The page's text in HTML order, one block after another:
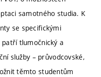
samotného studia. K
se specifickými
tlumočnický a
služby – průvodcovské,
těmto studentům